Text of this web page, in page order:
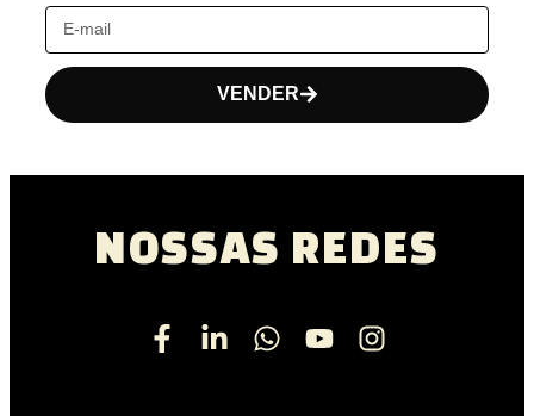
VENDER
NOSSAS REDES